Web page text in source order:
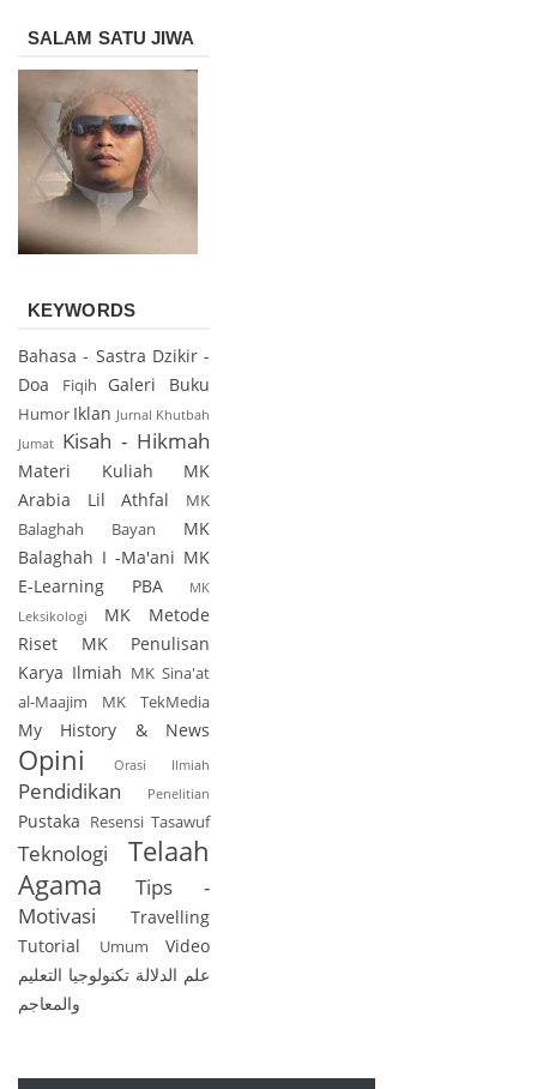
SALAM SATU JIWA
KEYWORDS
Bahasa - Sastra Dzikir -
Doa
Fiqih Galeri Buku
Humor Iklan Jurnal Khutbah
Jumat Kisah - Hikmah
Materi Kuliah
MK
Arabia Lil Athfal
MK
Balaghah Bayan
MK
Balaghah I -Ma'ani MK
E-Learning PBA
MK
Leksikologi
MK Metode
Riset
MK Penulisan
Karya Ilmiah MK Sina'at
al-Maajim
MK TekMedia
My History & News
Opini Orasi Ilmiah
Pendidikan Penelitian
Pustaka Resensi Tasawuf
Teknologi
Telaah
Agama
Tips -
Motivasi
Travelling
Tutorial
Umum
Video
تكنولوجيا التعليم علم الدلالة
والمعاجم